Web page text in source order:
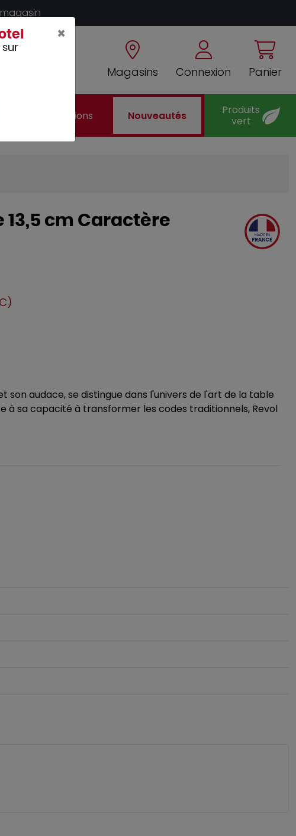
Magasins Connexion Panier
Promotions Nouveautés
Produits
vert
cm Caractère
audace, se distingue dans l'univers de l'art de la table
à sa capacité à transformer les codes traditionnels, Revol
×